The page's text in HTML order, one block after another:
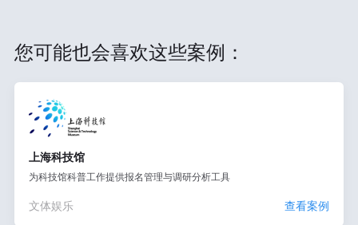
您可能也会喜欢这些案例：
上海科技馆
为科技馆科普工作提供报名管理与调研分析工具
文体娱乐 查看案例